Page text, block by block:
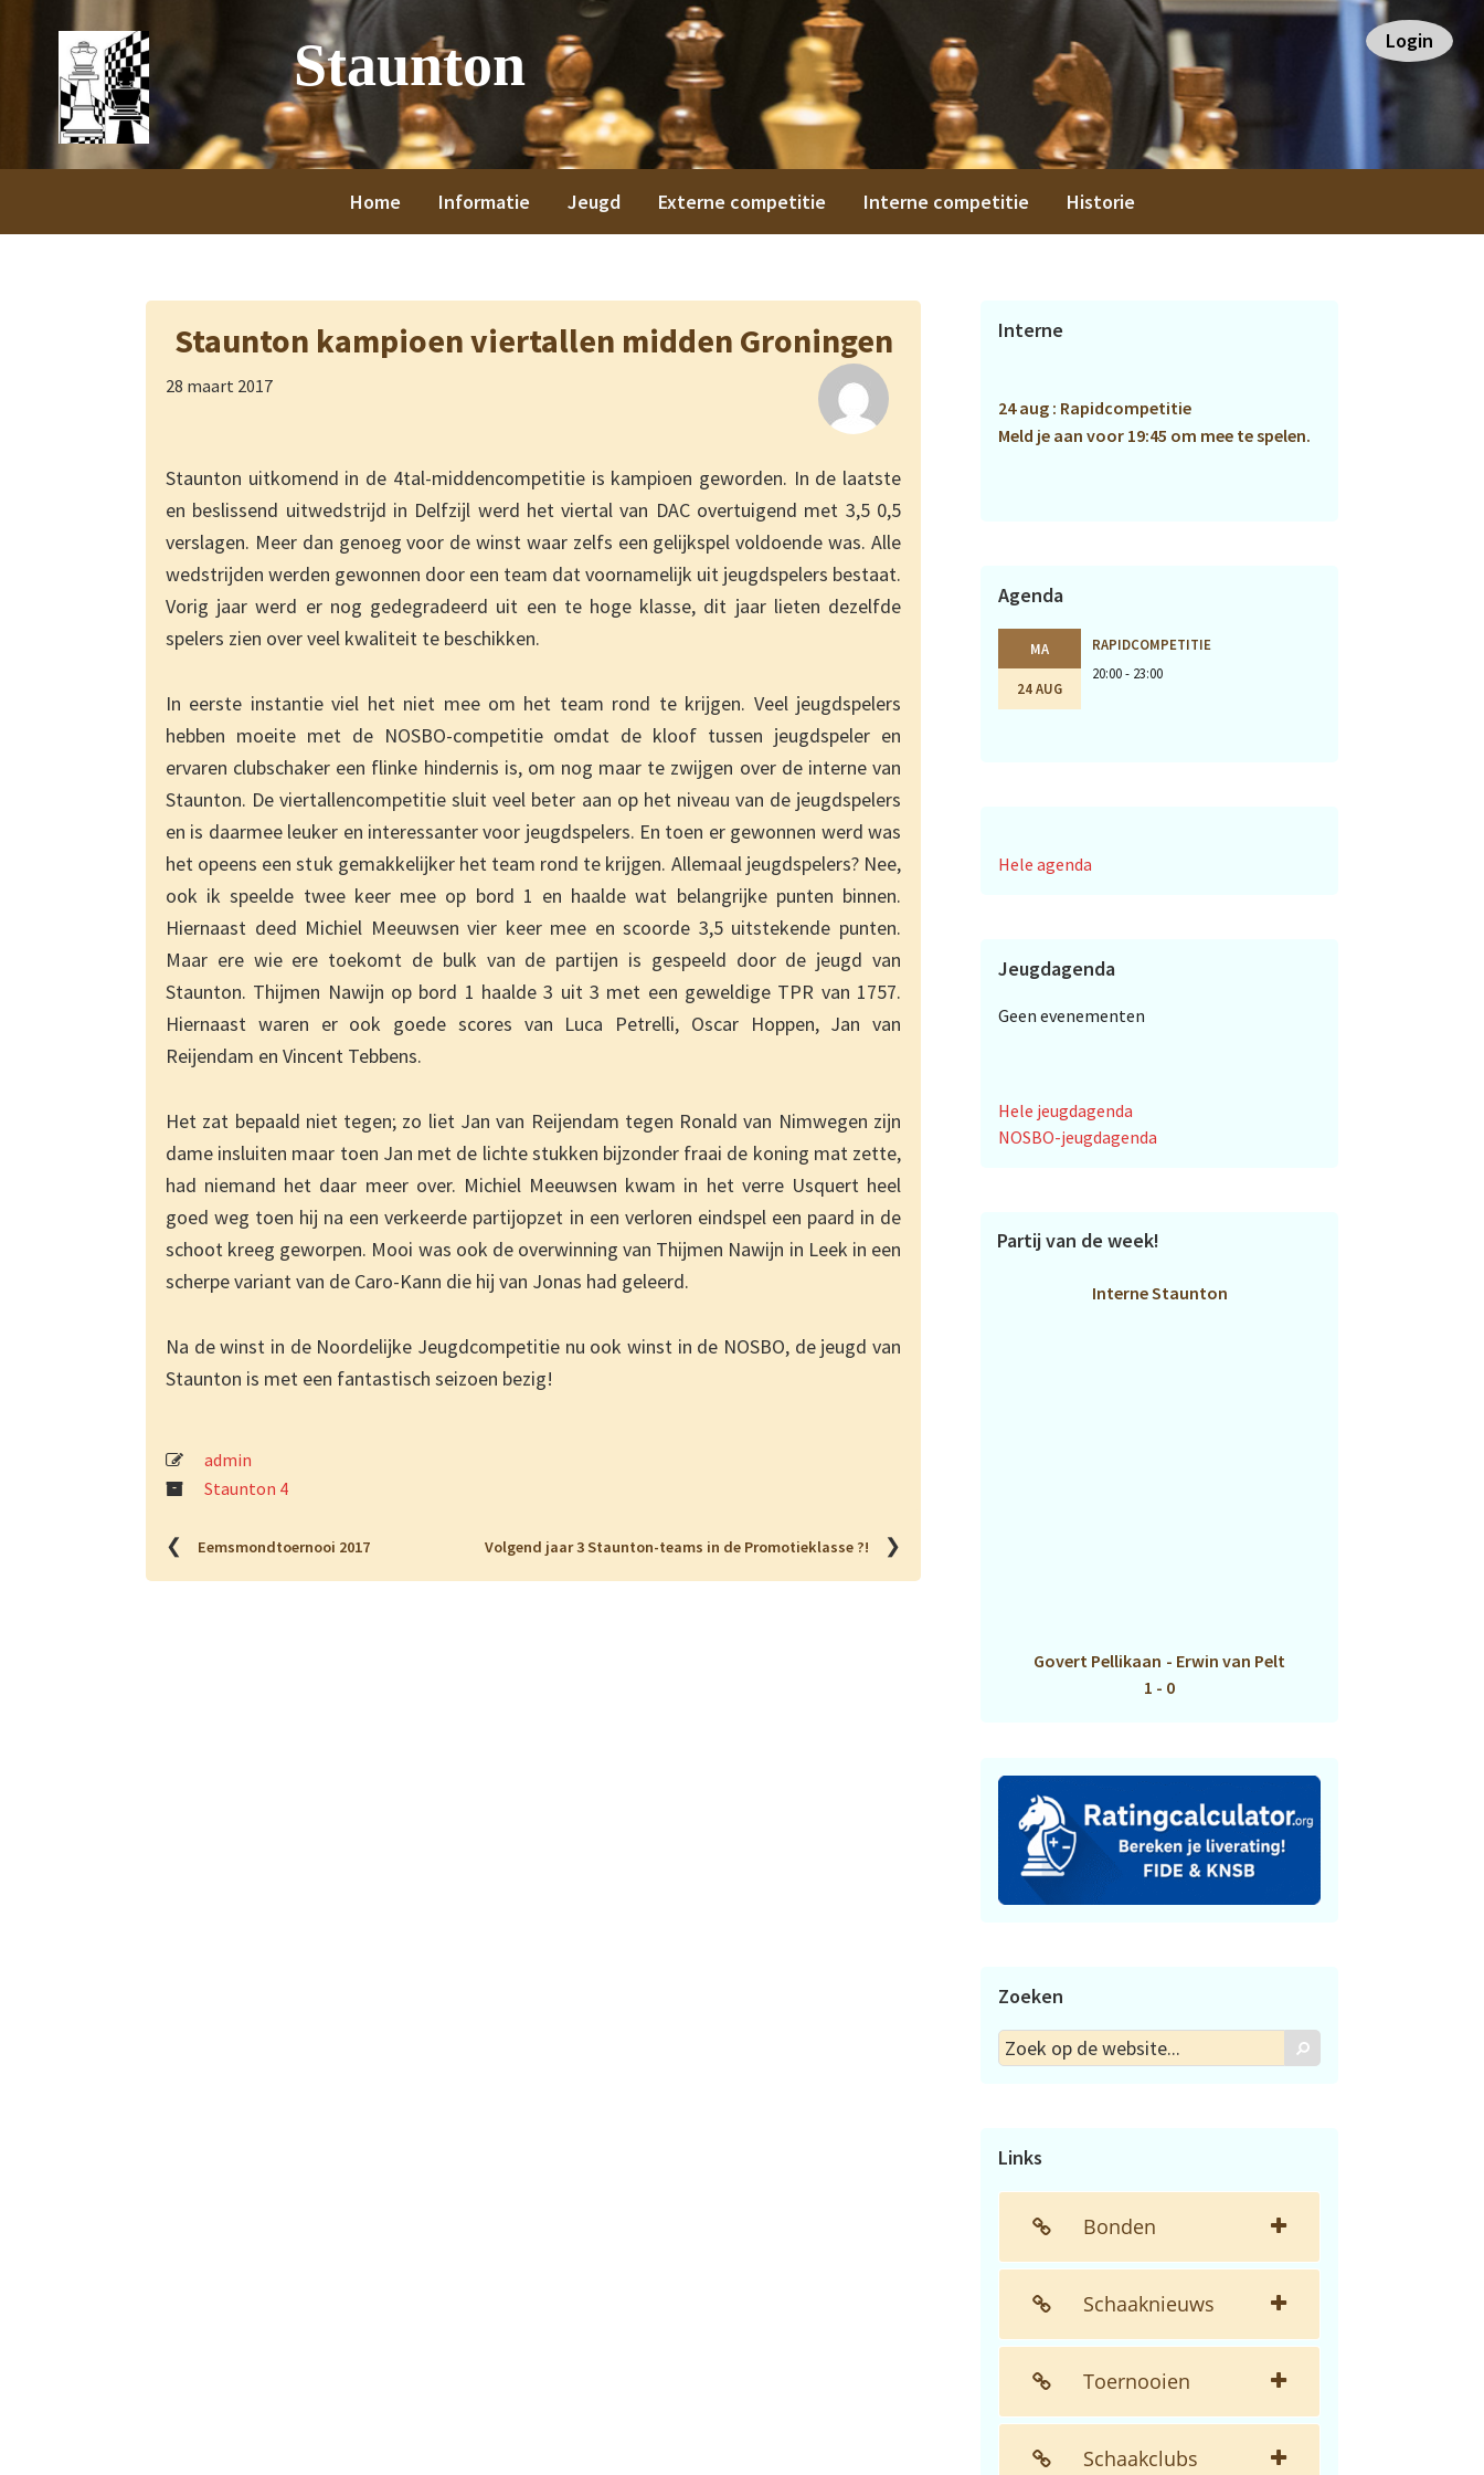
hoofdnavigatie
sidebar
voettekst
Login
Staunton
Home Informatie Jeugd Externe competitie Interne competitie Historie
Staunton kampioen viertallen midden Groningen
28 maart 2017
Staunton uitkomend in de 4tal-middencompetitie is kampioen geworden. In de laatste
en beslissend uitwedstrijd in Delfzijl werd het viertal van DAC overtuigend met 3,5 0,5
verslagen. Meer dan genoeg voor de winst waar zelfs een gelijkspel voldoende was. Alle
wedstrijden werden gewonnen door een team dat voornamelijk uit jeugdspelers bestaat.
Vorig jaar werd er nog gedegradeerd uit een te hoge klasse, dit jaar lieten dezelfde
spelers zien over veel kwaliteit te beschikken.
In eerste instantie viel het niet mee om het team rond te krijgen. Veel jeugdspelers
hebben moeite met de NOSBO-competitie omdat de kloof tussen jeugdspeler en
ervaren clubschaker een flinke hindernis is, om nog maar te zwijgen over de interne van
Staunton. De viertallencompetitie sluit veel beter aan op het niveau van de jeugdspelers
en is daarmee leuker en interessanter voor jeugdspelers. En toen er gewonnen werd was
het opeens een stuk gemakkelijker het team rond te krijgen. Allemaal jeugdspelers? Nee,
ook ik speelde twee keer mee op bord 1 en haalde wat belangrijke punten binnen.
Hiernaast deed Michiel Meeuwsen vier keer mee en scoorde 3,5 uitstekende punten.
Maar ere wie ere toekomt de bulk van de partijen is gespeeld door de jeugd van
Staunton. Thijmen Nawijn op bord 1 haalde 3 uit 3 met een geweldige TPR van 1757.
Hiernaast waren er ook goede scores van Luca Petrelli, Oscar Hoppen, Jan van
Reijendam en Vincent Tebbens.
Het zat bepaald niet tegen; zo liet Jan van Reijendam tegen Ronald van Nimwegen zijn
dame insluiten maar toen Jan met de lichte stukken bijzonder fraai de koning mat zette,
had niemand het daar meer over. Michiel Meeuwsen kwam in het verre Usquert heel
goed weg toen hij na een verkeerde partijopzet in een verloren eindspel een paard in de
schoot kreeg geworpen. Mooi was ook de overwinning van Thijmen Nawijn in Leek in een
scherpe variant van de Caro-Kann die hij van Jonas had geleerd.
Na de winst in de Noordelijke Jeugdcompetitie nu ook winst in de NOSBO, de jeugd van
Staunton is met een fantastisch seizoen bezig!
admin
Staunton 4
❮ Eemsmondtoernooi 2017 Volgend jaar 3 Staunton-teams in de Promotieklasse ?! ❯
Primaire
Interne
24 aug : Rapidcompetitie
Meld je aan voor 19:45 om mee te spelen.
Agenda
MA
24 AUG
RAPIDCOMPETITIE
20:00 - 23:00
Hele agenda
Jeugdagenda
Geen evenementen
Hele jeugdagenda
NOSBO-jeugdagenda
Partij van de week!
Interne Staunton
Govert Pellikaan - Erwin van Pelt
1 - 0
Zoeken
Zoek
op
Zoek
Links
Bonden
Schaaknieuws
Toernooien
Schaakclubs